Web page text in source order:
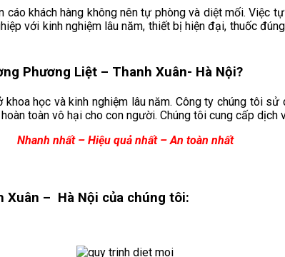
khách hàng không nên tự phòng và diệt mối. Việc
với kinh nghiệm lâu năm, thiết bị hiện đại, thuốc
Phương Liệt – Thanh Xuân- Hà Nội?
học và kinh nghiệm lâu năm. Công ty chúng tôi sử
toàn vô hại cho con người. Chúng tôi cung cấp
Nhanh nhất – Hiệu quả nhất – An toàn nhất
Xuân – Hà Nội của chúng tôi: